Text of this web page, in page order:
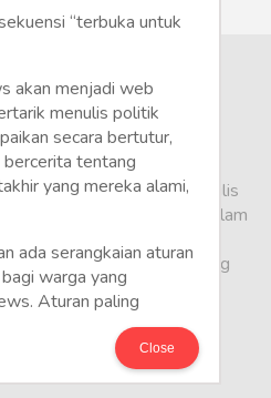
“terbuka untuk
akan menjadi web
menulis politik
secara bertutur,
tentang
yang mereka alami,
ada serangkaian aturan
warga yang
Aturan paling
penulis wajib
asli sesuai kartu
Demikian juga foto
Close
warga, tempat bagi penulis
berbagai opini dalam
berbeda dari sudut pandang
arus utama.